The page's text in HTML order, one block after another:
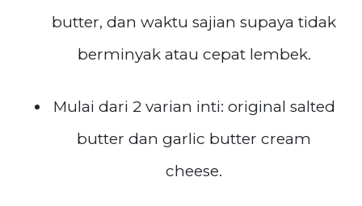
butter, dan waktu sajian supaya tidak
berminyak atau cepat lembek.
Mulai dari 2 varian inti: original salted
butter dan garlic butter cream
cheese.